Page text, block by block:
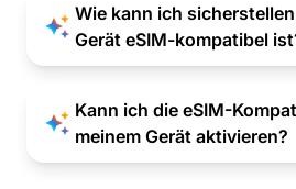
Wie kann ich
Gerät eSIM-kompatibel
Kann ich die eSIM-
meinem Gerät aktivieren?